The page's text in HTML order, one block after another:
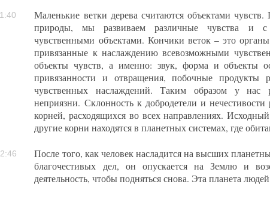
Маленькие ветки дерева считаются объектами
природы, мы развиваем различные чувства и
чувственными объектами. Кончики веток – это
привязанные к наслаждению всевозможными
объекты чувств, а именно: звук, форма и объекты
привязанности и отвращения, побочные продукты
чувственных наслаждений. Таким образом у нас
неприязни. Склонность к добродетели и
корней, расходящихся во всех направлениях.
другие корни находятся в планетных системах, где
После того, как человек насладится на высших
благочестивых дел, он опускается на Землю и
деятельность, чтобы подняться снова. Эта планета